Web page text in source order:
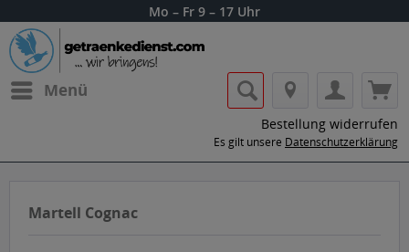
Mo – Fr 9 – 17 Uhr
Menü
Bestellung widerrufen
Es gilt unsere Datenschutzerklärung
Martell Cognac